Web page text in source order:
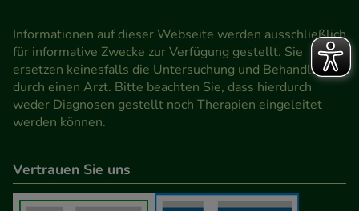
Informationen auf dieser Webseite werden ausschließlich
für informative Zwecke zur Verfügung gestellt. Sie
ersetzen keinesfalls die Untersuchung und Behandlung
durch einen Arzt. Bitte beachten Sie, dass hierdurch
weder Diagnosen gestellt noch Therapien eingeleitet
werden können.
Vertrauen Sie uns